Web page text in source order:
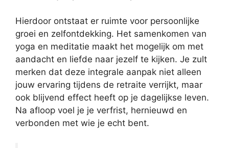
Hierdoor ontstaat er ruimte voor persoonlijke
groei en zelfontdekking. Het samenkomen van
yoga en meditatie maakt het mogelijk om met
aandacht en liefde naar jezelf te kijken. Je zult
merken dat deze integrale aanpak niet alleen
jouw ervaring tijdens de retraite verrijkt, maar
ook blijvend effect heeft op je dagelijkse leven.
Na afloop voel je je verfrist, hernieuwd en
verbonden met wie je echt bent.